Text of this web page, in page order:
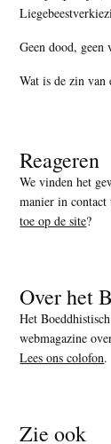
Geen dood,
Wat is de zin van
Reageren
We vinden het
manier in
toe op de site?
Over het
Het
webmagazine
Lees ons colofon.
Zie ook